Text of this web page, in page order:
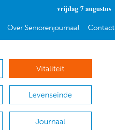
vrijdag 7 augustus
Over Seniorenjournaal Contact
Vitaliteit
Levenseinde
Journaal